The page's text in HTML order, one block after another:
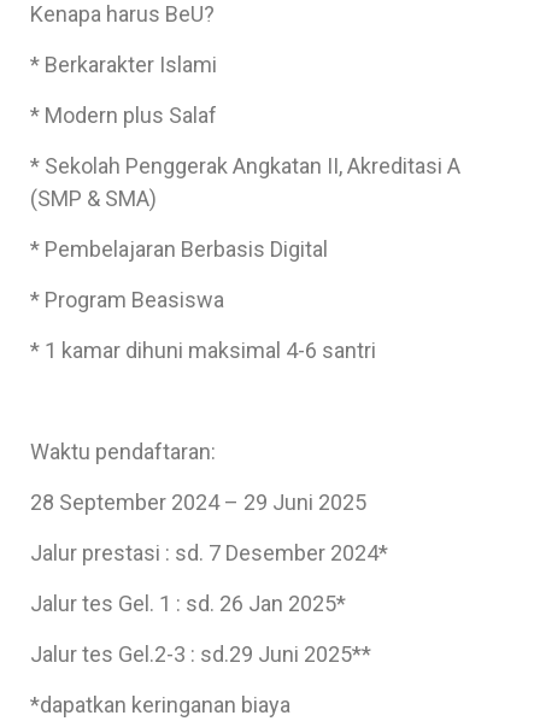
Kenapa harus BeU?
* Berkarakter Islami
* Modern plus Salaf
* Sekolah Penggerak Angkatan II, Akreditasi A
(SMP & SMA)
* Pembelajaran Berbasis Digital
* Program Beasiswa
* 1 kamar dihuni maksimal 4-6 santri
Waktu pendaftaran:
28 September 2024 – 29 Juni 2025
Jalur prestasi : sd. 7 Desember 2024*
Jalur tes Gel. 1 : sd. 26 Jan 2025*
Jalur tes Gel.2-3 : sd.29 Juni 2025**
*dapatkan keringanan biaya